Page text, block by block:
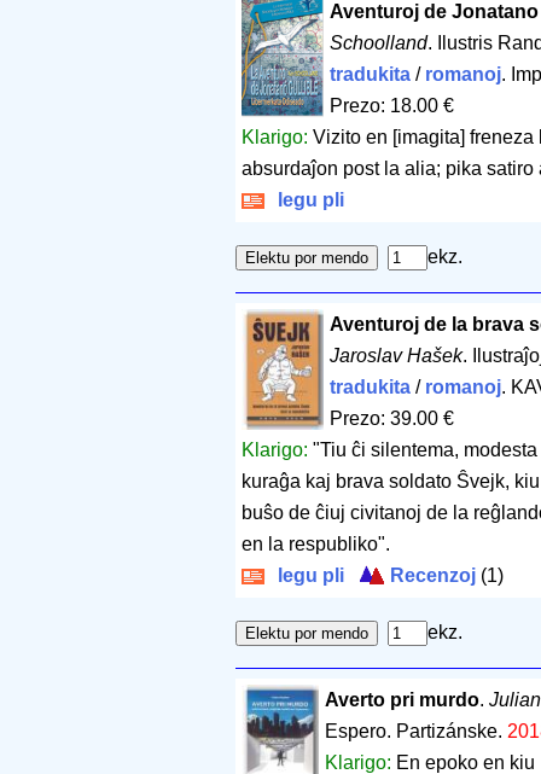
Aventuroj de
Schoolland. Ilustris
tradukita/ romanoj.
Prezo: 18.00 €
Klarigo: Vizito en [imagita]
absurdaĵon post la alia; pika
legu pli
ekz.
Aventuroj de la brava
Jaroslav Hašek.
tradukita / romanoj.
Prezo: 39.00 €
Klarigo: "Tiu ĉi silentema,
kuraĝa kaj brava soldato Ŝvejk,
buŝo de ĉiuj civitanoj de la
en la respubliko".
legu pli
Recenzoj (1)
ekz.
Averto pri murdo.
Espero. Partizánske.
Klarigo: En epoko en